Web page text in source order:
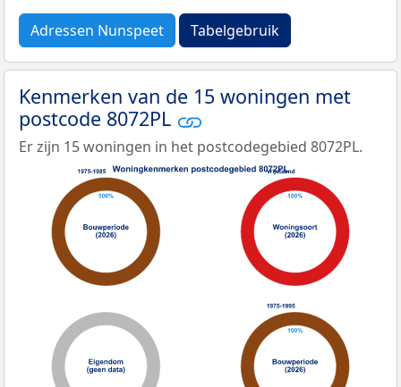
Adressen Nunspeet Tabelgebruik
Kenmerken van de 15 woningen met
postcode 8072PL
Er zijn 15 woningen in het postcodegebied 8072PL.